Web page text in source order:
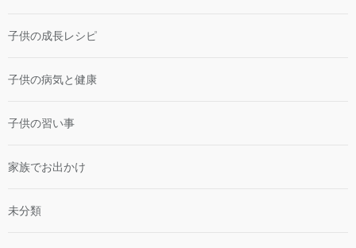
子供の成長レシピ
子供の病気と健康
子供の習い事
家族でお出かけ
未分類